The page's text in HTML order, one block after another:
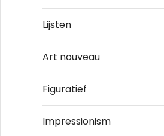
Lijsten
Art nouveau
Figuratief
Impressionism